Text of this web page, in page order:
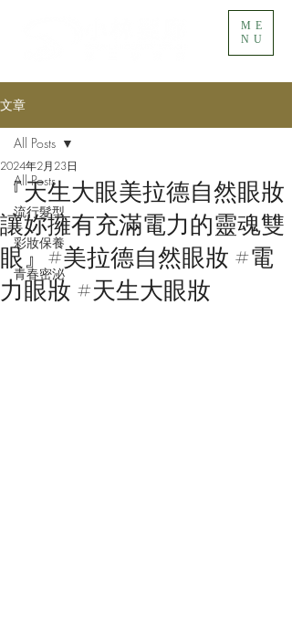
ME
NU
文章
All Posts
流行髮型
彩妝保養
青春密泌
All Posts
『天生大眼美拉德自然眼妝
讓妳擁有充滿電力的靈魂雙
眼』#美拉德自然眼妝 #電
力眼妝 #天生大眼妝
2024年2月23日